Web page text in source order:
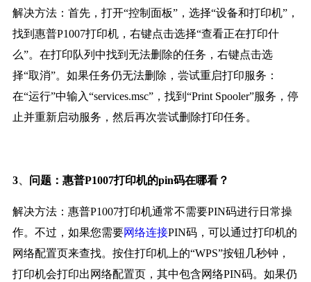
解决方法：首先，打开“控制面板”，选择“设备和打印机”，
找到惠普P1007打印机，右键点击选择“查看正在打印什
么”。在打印队列中找到无法删除的任务，右键点击选
择“取消”。如果任务仍无法删除，尝试重启打印服务：
在“运行”中输入“services.msc”，找到“Print Spooler”服务，停
止并重新启动服务，然后再次尝试删除打印任务。
3、 问题：惠普P1007打印机的pin码在哪看？
解决方法：惠普P1007打印机通常不需要PIN码进行日常操
作。不过，如果您需要网络连接PIN码，可以通过打印机的
网络配置页来查找。按住打印机上的“WPS”按钮几秒钟，
打印机会打印出网络配置页，其中包含网络PIN码。如果仍